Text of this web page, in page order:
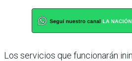
Los servicios que funcionarán